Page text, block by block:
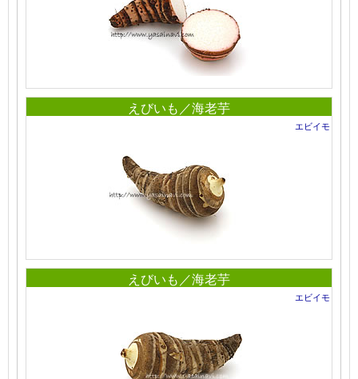
えびいも／海老芋
エビイモ
えびいも／海老芋
エビイモ